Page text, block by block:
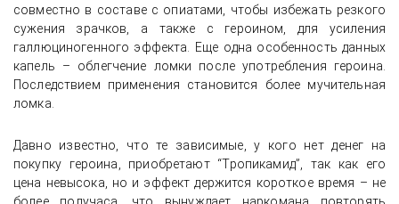
совместно в составе с опиатами, чтобы избежать резкого
сужения зрачков, а также с героином, для усиления
галлюциногенного эффекта. Еще одна особенность данных
капель – облегчение ломки после употребления героина.
Последствием применения становится более мучительная
ломка.
Давно известно, что те зависимые, у кого нет денег на
покупку героина, приобретают “Тропикамид”, так как его
цена невысока, но и эффект держится короткое время – не